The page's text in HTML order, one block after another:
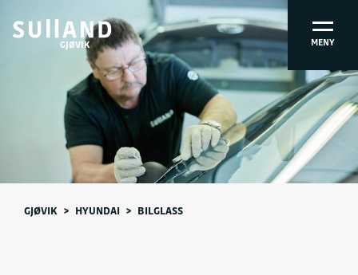
GJØVIK MENY
GJØVIK > HYUNDAI > BILGLASS